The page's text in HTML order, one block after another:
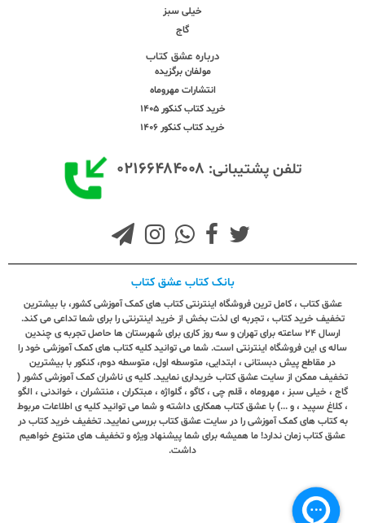
خیلی سبز
گاج
درباره عشق کتاب
مولفان برگزیده
انتشارات مهروماه
خرید کتاب کنکور 1405
خرید کتاب کنکور 1406
تلفن پشتیبانی: ۰۲۱۶۶۴۸۴۰۰۸
بانک کتاب عشق کتاب
عشق کتاب ، کامل ترین فروشگاه اینترنتی کتاب های کمک آموزشی کشور، با بیشترین
تخفیف خرید کتاب ، تجربه ای لذت بخش از خرید اینترنتی را برای شما تداعی می کند.
ارسال ٢٤ ساعته برای تهران و سه روز کاری برای شهرستان ها حاصل تجربه ی چندین
ساله ی این فروشگاه اینترنتی است. شما می توانید کلیه کتاب های کمک آموزشی خود را
در مقاطع پیش دبستانی ، ابتدایی، متوسطه اول، متوسطه دوم، کنکور با بیشترین
تخفیف ممکن از سایت عشق کتاب خریداری نمایید. کلیه ی ناشران کمک آموزشی کشور (
گاج ، خیلی سبز ، مهروماه ، قلم چی ، کاگو ، گلواژه ، مبتکران ، منتشران ، خواندنی ، الگو
، کلاغ سپید ، و ...) با عشق کتاب همکاری داشته و شما می توانید کلیه ی اطلاعات مربوط
به کتاب های کمک آموزشی را در سایت عشق کتاب بررسی نمایید. تخفیف خرید کتاب در
عشق کتاب زمان ندارد! ما همیشه برای شما پیشنهاد ویژه و تخفیف های متنوع خواهیم
داشت.